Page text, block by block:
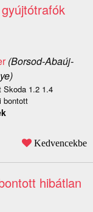
(Borsod-Abaúj-
Skoda 1.2 1.4
bontott
Kedvencekbe
hibátlan